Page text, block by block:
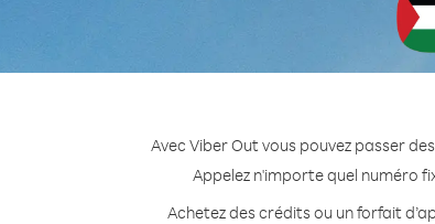
Avec Viber Out vous pouvez passer
Appelez n'importe quel numéro
Achetez des crédits ou un forfait